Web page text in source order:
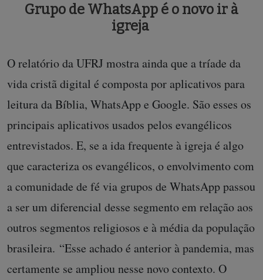
Grupo de WhatsApp é o novo ir à
igreja
O relatório da UFRJ mostra ainda que a tríade da
vida cristã digital é composta por aplicativos para
leitura da Bíblia, WhatsApp e Google. São esses os
principais aplicativos usados pelos evangélicos
entrevistados. E, se a ida frequente à igreja é algo
que caracteriza os evangélicos, o envolvimento com
a comunidade de fé via grupos de WhatsApp passou
a ser um diferencial desse segmento em relação aos
outros segmentos religiosos e à média da população
brasileira. “Esse achado é anterior à pandemia, mas
certamente se ampliou nesse novo contexto. O